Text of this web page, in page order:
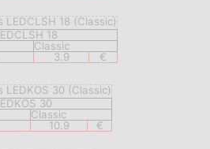
18
Classic
3.9 €
30
Classic
10.9 €